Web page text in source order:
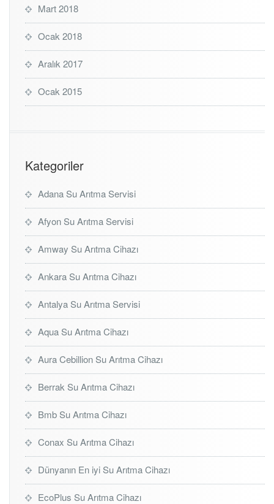
Mart 2018
Ocak 2018
Aralık 2017
Ocak 2015
Kategoriler
Adana Su Arıtma Servisi
Afyon Su Arıtma Servisi
Amway Su Arıtma Cihazı
Ankara Su Arıtma Cihazı
Antalya Su Arıtma Servisi
Aqua Su Arıtma Cihazı
Aura Cebillion Su Arıtma Cihazı
Berrak Su Arıtma Cihazı
Bmb Su Arıtma Cihazı
Conax Su Arıtma Cihazı
Dünyanın En iyi Su Arıtma Cihazı
EcoPlus Su Arıtma Cihazı